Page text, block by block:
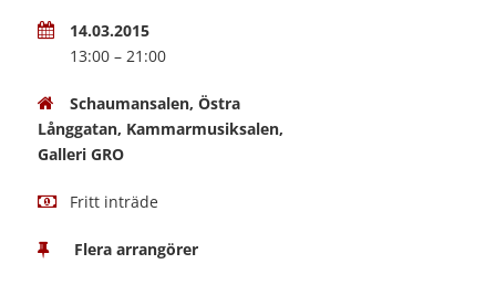
14.03.2015
13:00 – 21:00
Schaumansalen, Östra
Långgatan, Kammarmusiksalen,
Galleri GRO
Fritt inträde
Flera arrangörer